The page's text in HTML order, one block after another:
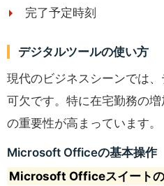
完了予定時刻
デジタルツールの使い方
現代のビジネスシーンでは
可欠です。特に在宅勤務の
の重要性が高まっています。
Microsoft Officeの基本操作
Microsoft Officeスイートの